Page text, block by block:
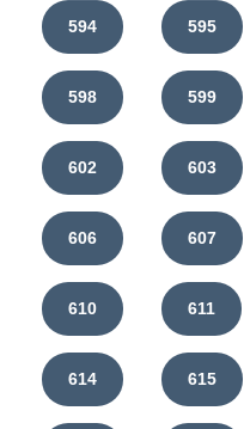
594 595
598 599
602 603
606 607
610 611
614 615